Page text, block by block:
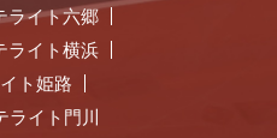
ライト六郷
ライト横浜
ト姫路
ライト門川